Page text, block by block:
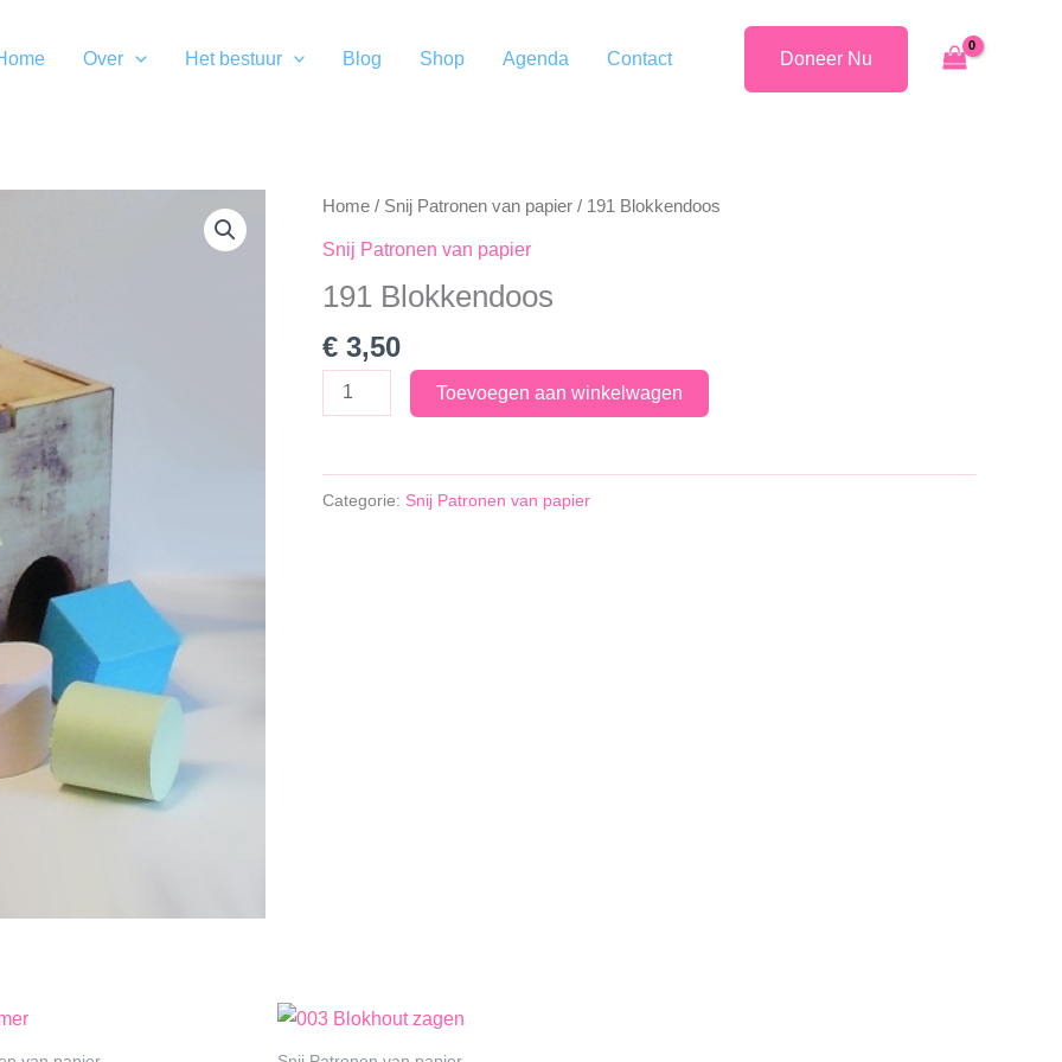
Over Het bestuur Blog Shop Agenda Contact Doneer Nu
Home / Snij Patronen van papier / 191 Blokkendoos
Snij Patronen van papier
191 Blokkendoos
€ 3,50
191
Blokkendoos
Toevoegen aan winkelwagen
Categorie: Snij Patronen van papier